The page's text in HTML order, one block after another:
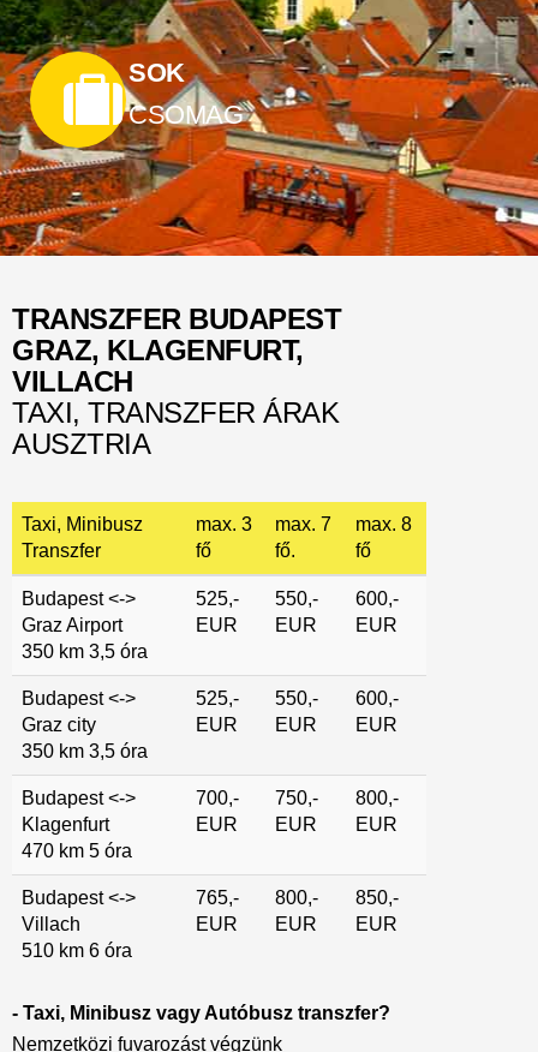
SOK
CSOMAG
TRANSZFER BUDAPEST
GRAZ, KLAGENFURT,
VILLACH
TAXI, TRANSZFER ÁRAK
AUSZTRIA
Taxi, Minibusz
Transzfer
max. 3
fő
max. 7
fő.
max. 8
fő
Budapest <->
Graz Airport
350 km 3,5 óra
525,-
EUR
550,-
EUR
600,-
EUR
Budapest <->
Graz city
350 km 3,5 óra
525,-
EUR
550,-
EUR
600,-
EUR
Budapest <->
Klagenfurt
470 km 5 óra
700,-
EUR
750,-
EUR
800,-
EUR
Budapest <->
Villach
510 km 6 óra
765,-
EUR
800,-
EUR
850,-
EUR
- Taxi, Minibusz vagy Autóbusz transzfer?
Nemzetközi fuvarozást végzünk